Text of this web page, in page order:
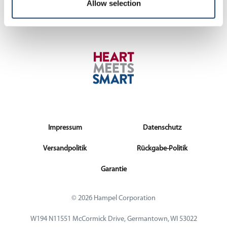
Allow selection
Impressum Datenschutz
Versandpolitik Rückgabe-Politik
Garantie
© 2026 Hampel Corporation
W194 N11551 McCormick Drive, Germantown, WI 53022